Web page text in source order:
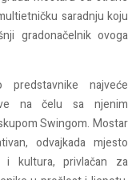
saradnju koju
gradonačelnik ovoga
najveće
na čelu sa njenim
Swingom. Mostar
odvajkada mjesto
i kultura, privlačan za